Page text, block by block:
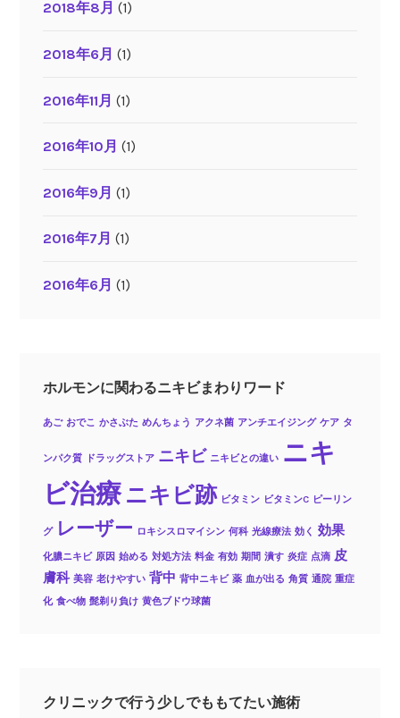
2018年8月 (1)
2018年6月 (1)
2016年11月 (1)
2016年10月 (1)
2016年9月 (1)
2016年7月 (1)
2016年6月 (1)
ホルモンに関わるニキビまわりワード
あご おでこ かさぶた めんちょう アクネ菌 アンチエイジング ケア タ
ンパク質 ドラッグストア ニキビ ニキビとの違い ニキ
ビ治療 ニキビ跡 ビタミン ビタミンC ピーリン
グ レーザー ロキシスロマイシン 何科 光線療法 効く 効果
化膿ニキビ 原因 始める 対処方法 料金 有効 期間 潰す 炎症 点滴 皮
膚科 美容 老けやすい 背中 背中ニキビ 薬 血が出る 角質 通院 重症
化 食べ物 髭剃り負け 黄色ブドウ球菌
クリニックで行う少しでももてたい施術